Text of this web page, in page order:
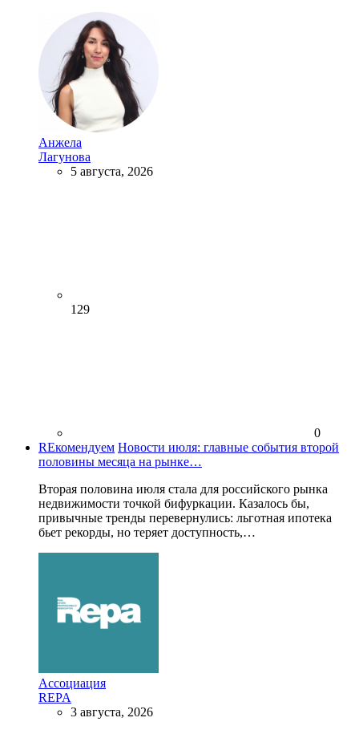
Анжела
Лагунова
5 августа, 2026
129
0
REкомендуем Новости июля: главные события второй
половины месяца на рынке…
Вторая половина июля стала для российского рынка
недвижимости точкой бифуркации. Казалось бы,
привычные тренды перевернулись: льготная ипотека
бьет рекорды, но теряет доступность,…
Ассоциация
REPA
3 августа, 2026